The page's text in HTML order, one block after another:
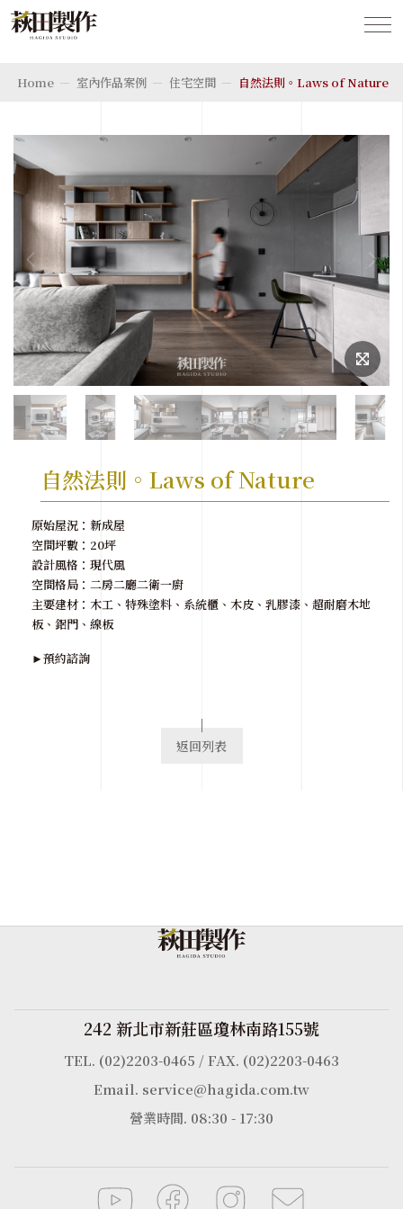
Home 室內作品案例 住宅空間 自然法則。Laws of Nature
自然法則。Laws of Nature
原始屋況：新成屋
空間坪數：20坪
設計風格：現代風
空間格局：二房二廳二衛一廚
主要建材：木工、特殊塗料、系統櫃、木皮、乳膠漆、超耐磨木地
板、鋁門、線板
►預約諮詢
返回列表
242 新北市新莊區瓊林南路155號
TEL. (02)2203-0465 / FAX. (02)2203-0463
Email. service@hagida.com.tw
營業時間. 08:30 - 17:30